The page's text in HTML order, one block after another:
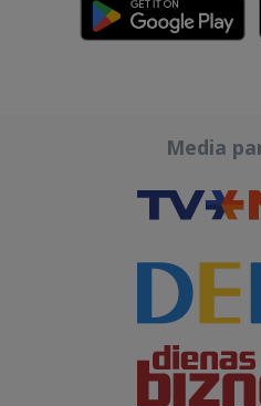
Media